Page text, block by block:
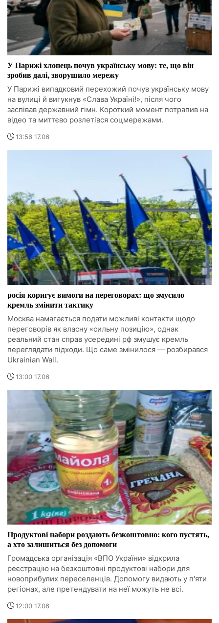
У Парижі хлопець почув українську мову: те, що він
зробив далі, зворушило мережу
У Парижі випадковий перехожий почув українську мову
на вулиці й вигукнув «Слава Україні!», після чого
заспівав державний гімн. Короткий момент потрапив на
відео та миттєво розлетівся соцмережами.
13:56 17.06
росія коригує вимоги на переговорах: що змусило
кремль змінити тактику
Москва намагається подати можливі контакти щодо
переговорів як власну «сильну позицію», однак
реальний стан справ усередині рф змушує кремль
переглядати підходи. Що саме змінилося — розбирався
Ukrainian Wall.
13:00 17.06
Продуктові набори роздають безкоштовно: кого пустять,
а хто залишиться без допомоги
Громадська організація «ВПО України» відкрила
реєстрацію на безкоштовні продуктові набори для
новоприбулих переселенців. Допомогу видають у п'яти
регіонах, але претендувати на неї можуть не всі.
12:00 17.06